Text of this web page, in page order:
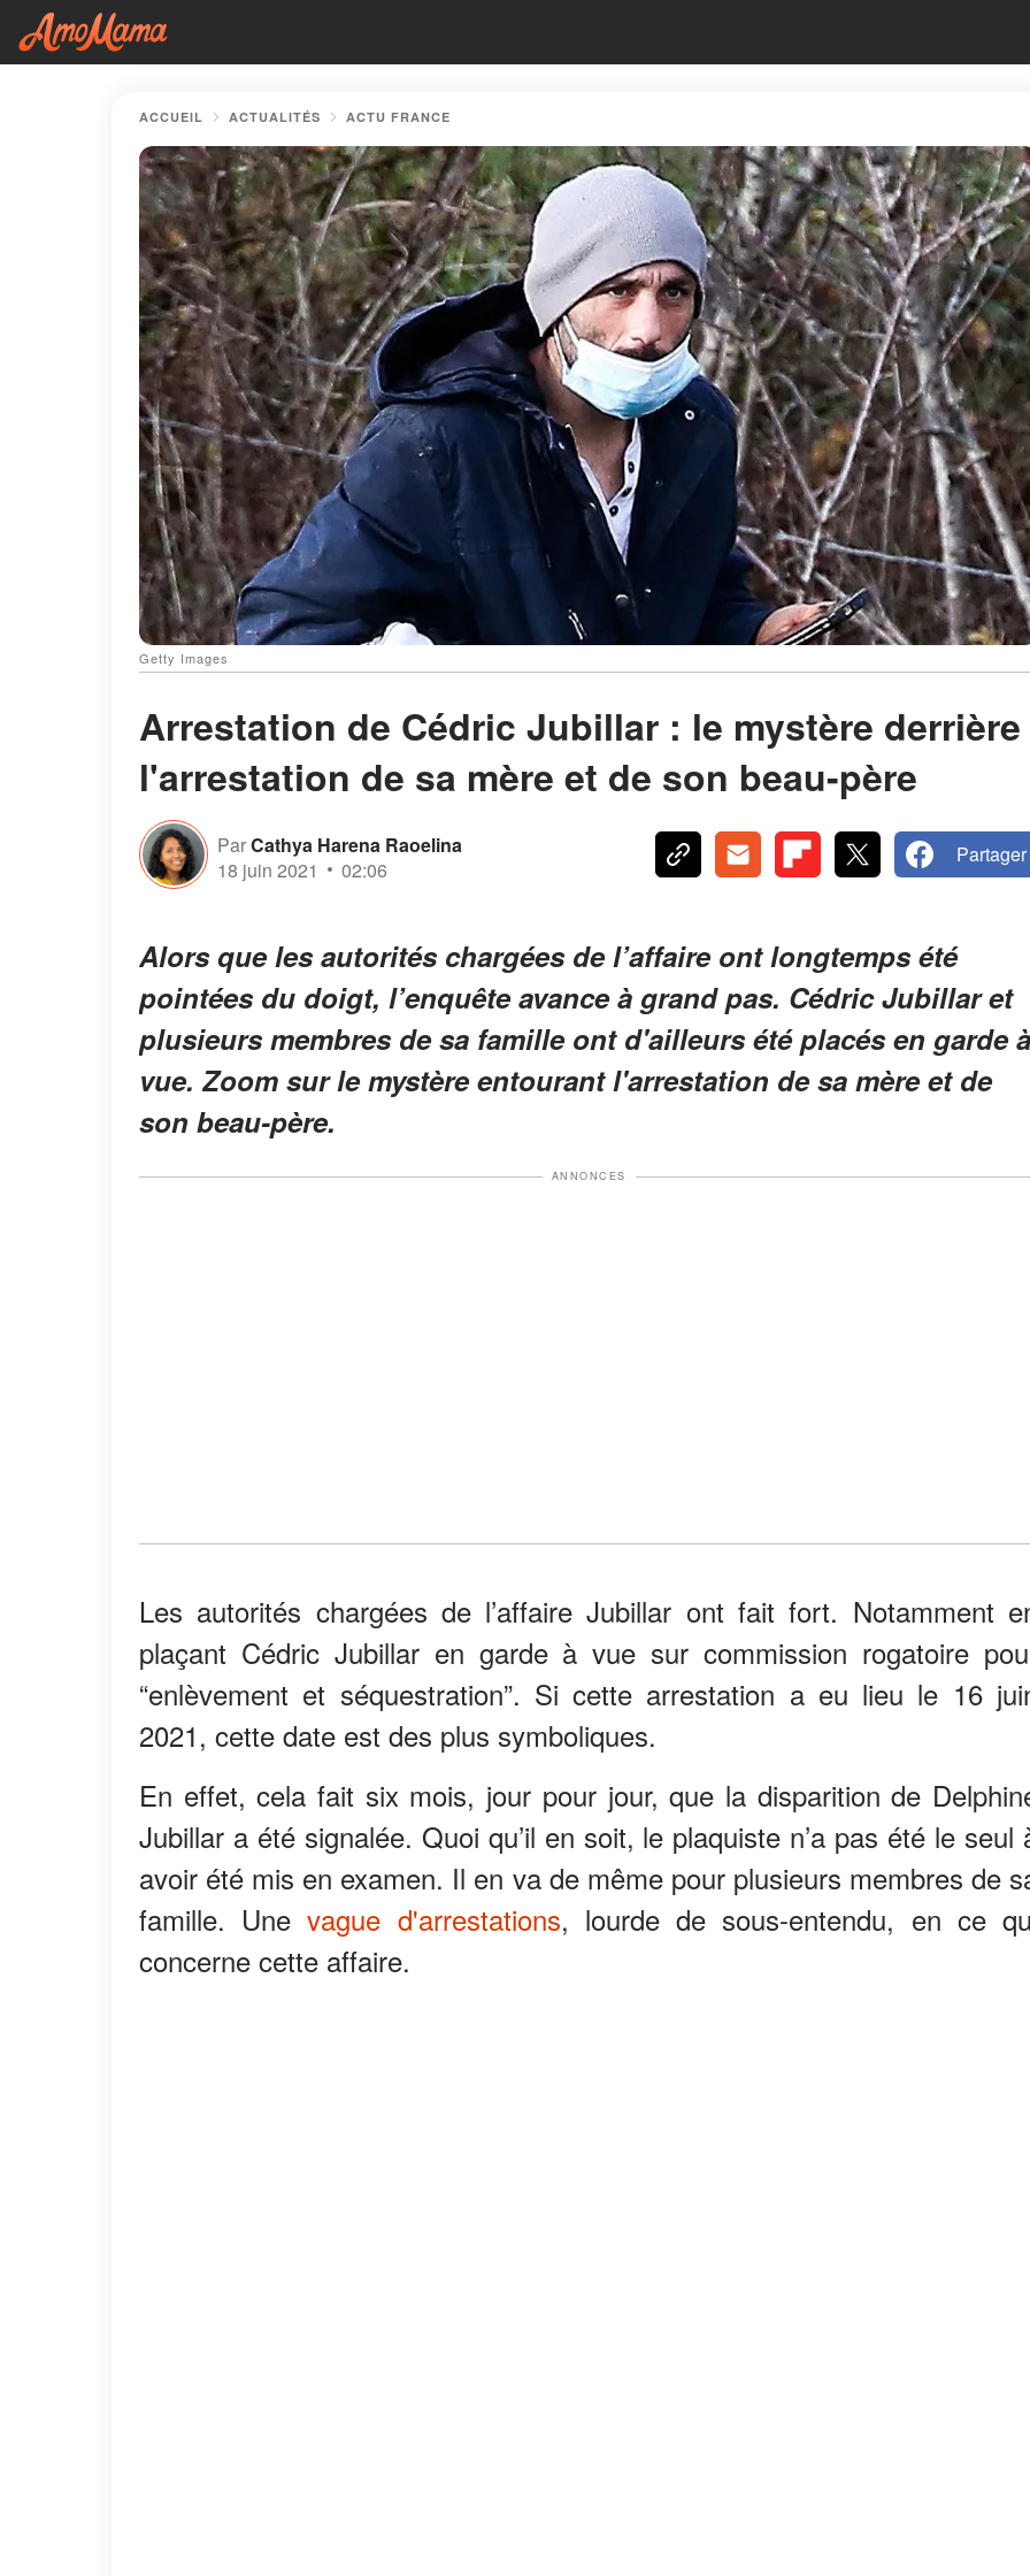
ACCUEIL ACTUALITÉS ACTU FRANCE
Getty Images
Arrestation de Cédric Jubillar : le mystère derrière
l'arrestation de sa mère et de son beau-père
ParCathya Harena Raoelina
18 juin 2021
02:06
Partager
Alors que les autorités chargées de l’affaire ont longtemps été
pointées du doigt, l’enquête avance à grand pas. Cédric Jubillar et
plusieurs membres de sa famille ont d'ailleurs été placés en garde à
vue. Zoom sur le mystère entourant l'arrestation de sa mère et de
son beau-père.
ANNONCES
Les autorités chargées de l’affaire Jubillar ont fait fort. Notamment
plaçant Cédric Jubillar en garde à vue sur commission rogatoire
“enlèvement et séquestration”. Si cette arrestation a eu lieu le 16
2021, cette date est des plus symboliques.
En effet, cela fait six mois, jour pour jour, que la disparition de
Jubillar a été signalée. Quoi qu’il en soit, le plaquiste n’a pas été le seul
avoir été mis en examen. Il en va de même pour plusieurs membres de
famille. Unevague d'arrestations, lourde de sous-entendu, en ce
concerne cette affaire.